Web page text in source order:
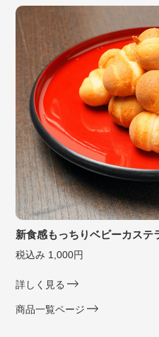
新食感もっちりベビーカステ
税込み 1,000円
詳しく見る
商品一覧ページ